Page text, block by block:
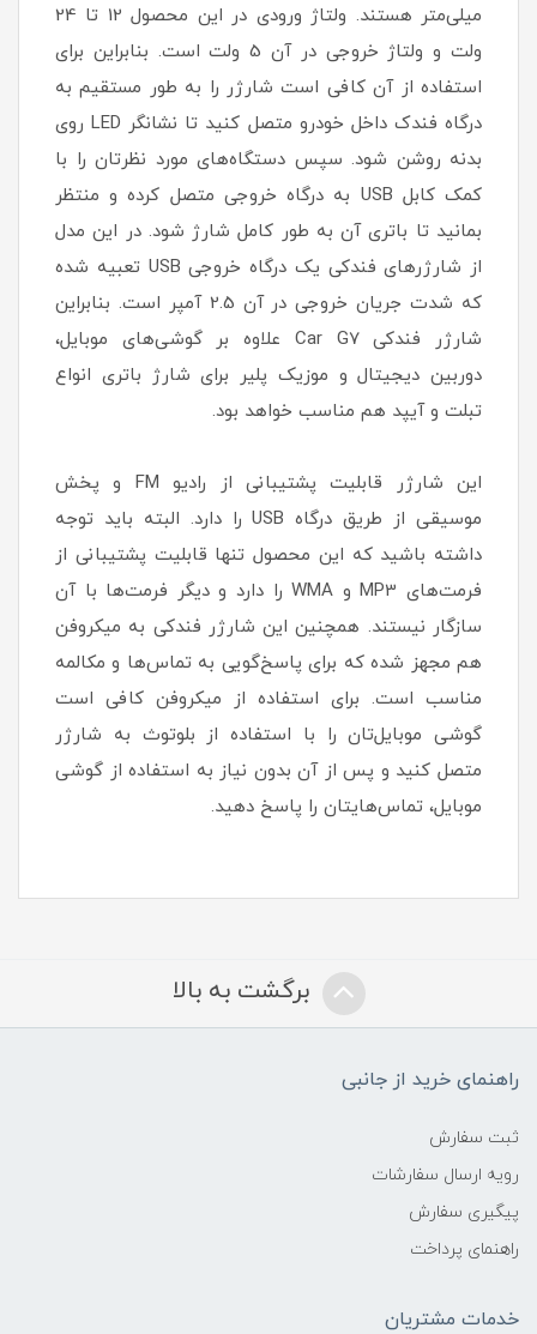
میلی‌متر هستند. ولتاژ ورودی در این محصول 12 تا 24
ولت و ولتاژ خروجی در آن 5 ولت است. بنابراین برای
استفاده از آن کافی است شارژر را به طور مستقیم به
درگاه فندک داخل خودرو متصل کنید تا نشانگر LED روی
بدنه روشن شود. سپس دستگاه‌های مورد نظرتان را با
کمک کابل USB به درگاه‌ خروجی متصل کرده و منتظر
بمانید تا باتری آن به طور کامل شارژ شود. در این مدل
از شارژرهای فندکی یک درگاه خروجی USB تعبیه شده
که شدت جریان خروجی در آن 2.5 آمپر است. بنابراین
شارژر فندکی Car G7 علاوه بر گوشی‌های موبایل،
دوربین دیجیتال و موزیک پلیر برای شارژ باتری انواع
تبلت و آیپد هم مناسب خواهد بود.
این شارژر قابلیت پشتیبانی از رادیو FM و پخش
موسیقی از طریق درگاه USB را دارد. البته باید توجه
داشته باشید که این محصول تنها قابلیت پشتیبانی از
فرمت‌های MP3 و WMA را دارد و دیگر فرمت‌ها با آن
سازگار نیستند. همچنین این شارژر فندکی به میکروفن
هم مجهز شده که برای پاسخ‌گویی به تماس‌ها و مکالمه
مناسب است. برای استفاده از میکروفن کافی است
گوشی موبایل‌تان را با استفاده از بلوتوث به شارژر
متصل کنید و پس از آن بدون نیاز به استفاده از گوشی
موبایل، تماس‌هایتان را پاسخ دهید.
برگشت به بالا
راهنمای خرید از جانبی
ثبت سفارش
رویه ارسال سفارشات
پیگیری سفارش
راهنمای پرداخت
خدمات مشتریان